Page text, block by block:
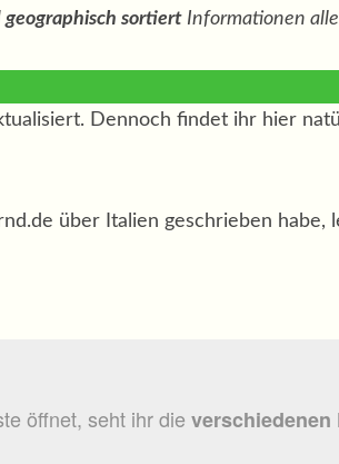
sortiert Informationen
Dennoch findet ihr hier
über Italien geschrieben habe,
öffnet, seht ihr die verschiedenen